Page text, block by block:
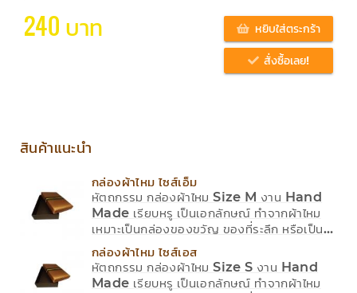
240 บาท
สั่งซื้อเลย!
หยิบใส่ตระกร้า
สินค้าแนะนำ
กล่องผ้าไหม ไซส์เอ็ม
หัตถกรรม กล่องผ้าไหม Size M งาน Hand
Made เรียบหรู เป็นเอกลักษณ์ ทำจากผ้าไหม
เหมาะเป็นกล่องของขวัญ ของที่ระลึก หรือเป็นก
ล่องอเนกประสงค์ มีให้เลือก หลายสี
กล่องผ้าไหม ไซส์เอส
หัตถกรรม กล่องผ้าไหม Size S งาน Hand
Made เรียบหรู เป็นเอกลักษณ์ ทำจากผ้าไหม